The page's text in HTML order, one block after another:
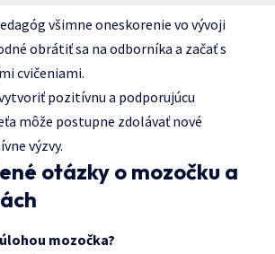
všimne oneskorenie vo vývoji
obrátiť sa na odborníka a začať s
cvičeniami.
pozitívnu a podporujúcu
môže postupne zdolávať nové
výzvy.
otázky o mozočku a
mozočka?